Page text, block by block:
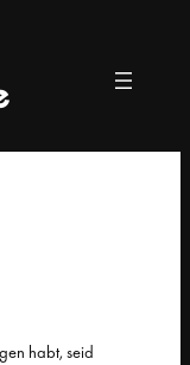
habt, seid